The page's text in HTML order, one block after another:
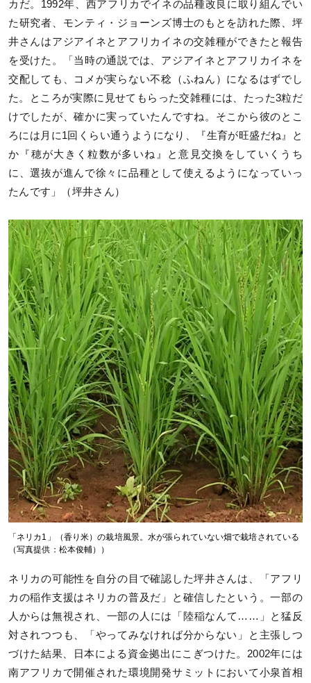
カだ。1992年、西アフリカでイネの品種改良に取り組んでい
た研究者、モンティ・ジョーンズ博士のもとを訪れた際、坪
井さんはアジアイネとアフリカイネの交雑種ができたと報告
を受けた。「当時の通説では、アジアイネとアフリカイネを
交配しても、コメが実らない不稔（ふねん）になるはずでし
た。ところが実際に見せてもらった交雑種には、たった3粒だ
けでしたが、確かに実っていたんですね。そこから彼のとこ
ろには月に1回くらい通うようになり、『生育が旺盛だね』と
か『穂が大きく粒数が多いね』と意見交換をしていくうち
に、選抜が進んで徐々に品種として使えるようになっていっ
たんです」（坪井さん）
「ネリカ1」（香り米）の栽培風景。水が張られていない畑で栽培されている
（写真提供：松本俊輔））
ネリカの可能性を自分の目で確認した坪井さんは、「アフリ
カの稲作支援はネリカの普及だ」と確信したという。一部の
人からは無視され、一部の人には「陸稲なんて……」と猛反
対されつつも、「やってみなければ分からない」と主張しつ
づけた結果、日本による資金拠出にこぎつけた。2002年には
南アフリカで開催された環境開発サミットにおいて小泉首相